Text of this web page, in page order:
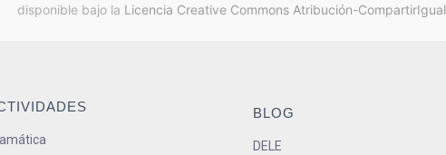
disponible bajo la Licencia Creative Commons Atribución-
BLOG
DELE